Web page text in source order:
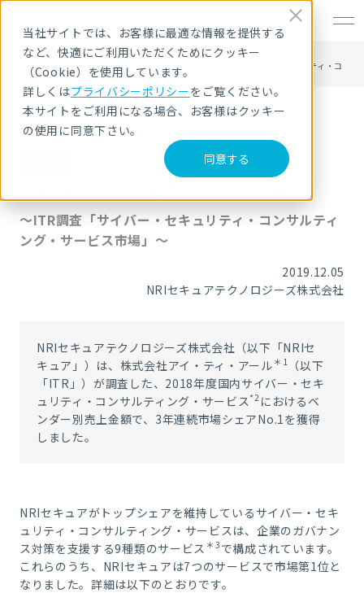
当社サイトでは、お客様に最適な情報を提供する
など、快適にご利用いただくためにクッキー
（Cookie）を使用しています。
詳しくはプライバシーポリシーをご覧ください。
本サイトをご利用になる場合、お客様はクッキー
の使用に同意下さい。
同意する
HOME
ニュース・トピックス
NRIセキュア、3年連続シェアNo.1を獲得～ ITR調査「サイバー・セキュリティ・コ
ンサルティング・サービス市場」～
～ITR調査「サイバー・セキュリティ・コンサルティ
ング・サービス市場」～
2019.12.05
NRIセキュアテクノロジーズ株式会社
NRIセキュアテクノロジーズ株式会社（以下「NRIセ
キュア」）は、株式会社アイ・ティ・アール ＊ 1
（以下
「ITR 」）が調査した、 2018年度国内サイバー・セキ
ュリティ・コンサルティング・サービス*2 におけるベ
ンダー別売上金額で、 3年連続市場シェアNo.1を獲得
しました。
NRIセキュアがトップシェアを維持しているサイバー・セキ
ュリティ・コンサルティング・サービスは、企業のガバナン
ス対策を支援する9種類のサービス ＊ 3 で構成されています。
これらのうち、 NRIセキュアは7つのサービスで市場第1位と
なりました。詳細は以下のとおりです。